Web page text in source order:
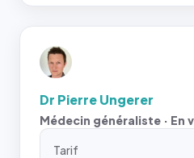
Dr Pierre Ungerer
Médecin généraliste · En
Tarif